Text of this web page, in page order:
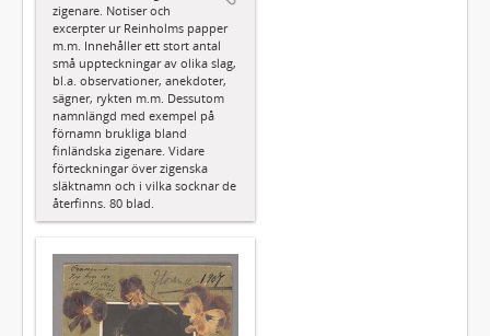
zigenare. Notiser och
excerpter ur Reinholms papper
m.m. Innehåller ett stort antal
små uppteckningar av olika slag,
bl.a. observationer, anekdoter,
sägner, rykten m.m. Dessutom
namnlängd med exempel på
förnamn brukliga bland
finländska zigenare. Vidare
förteckningar över zigenska
släktnamn och i vilka socknar de
återfinns. 80 blad.